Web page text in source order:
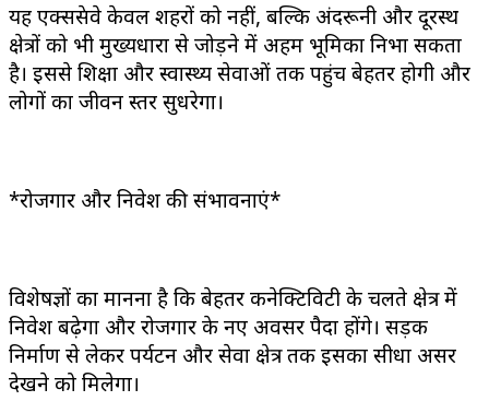
यह एक्सप्रेसवे केवल शहरों को नहीं, बल्कि अंदरूनी और दूरस्थ
क्षेत्रों को भी मुख्यधारा से जोड़ने में अहम भूमिका निभा सकता
है। इससे शिक्षा और स्वास्थ्य सेवाओं तक पहुंच बेहतर होगी और
लोगों का जीवन स्तर सुधरेगा।
*रोजगार और निवेश की संभावनाएं*
विशेषज्ञों का मानना है कि बेहतर कनेक्टिविटी के चलते क्षेत्र में
निवेश बढ़ेगा और रोजगार के नए अवसर पैदा होंगे। सड़क
निर्माण से लेकर पर्यटन और सेवा क्षेत्र तक इसका सीधा असर
देखने को मिलेगा।